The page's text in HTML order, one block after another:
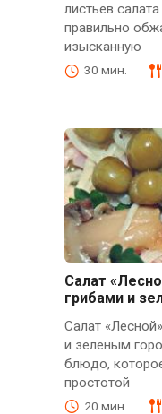
листьев
правильно
изысканную
30 мин.
Салат
грибами и
Салат
и зеленым
блюдо,
простотой
20 мин.